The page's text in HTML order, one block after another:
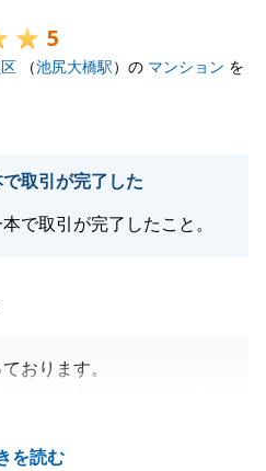
じる
5
（池尻大橋駅）の マンション を
取引が完了した
で取引が完了したこと。
を読む
おります。
本で取引が完了した」との